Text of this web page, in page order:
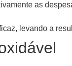
as
levando a